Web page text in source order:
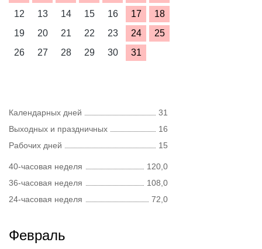
12
13 14 15 16 17
18
19
20 21 22 23 24
25
26
27 28 29 30 31
Календарных дней
31
Выходных и праздничных
16
Рабочих дней
15
40-часовая неделя
120,0
36-часовая неделя
108,0
24-часовая неделя
72,0
Февраль